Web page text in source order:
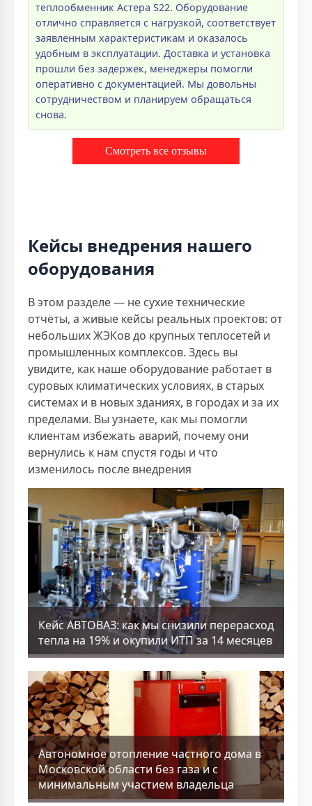
теплообменник Астера S22. Оборудование
отлично справляется с нагрузкой, соответствует
заявленным характеристикам и оказалось
удобным в эксплуатации. Доставка и установка
прошли без задержек, менеджеры помогли
оперативно с документацией. Мы довольны
сотрудничеством и планируем обращаться
снова.
Смотреть все отзывы
Кейсы внедрения нашего
оборудования
В этом разделе — не сухие технические
отчёты, а живые кейсы реальных проектов: от
небольших ЖЭКов до крупных теплосетей и
промышленных комплексов. Здесь вы
увидите, как наше оборудование работает в
суровых климатических условиях, в старых
системах и в новых зданиях, в городах и за их
пределами. Вы узнаете, как мы помогли
клиентам избежать аварий, почему они
вернулись к нам спустя годы и что
изменилось после внедрения
Кейс АВТОВАЗ: как мы снизили перерасход
тепла на 19% и окупили ИТП за 14 месяцев
Aвтономное отопление частного дома в
Московской области без газа и с
минимальным участием владельца